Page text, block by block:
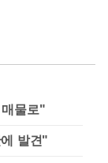
물로"
발견"